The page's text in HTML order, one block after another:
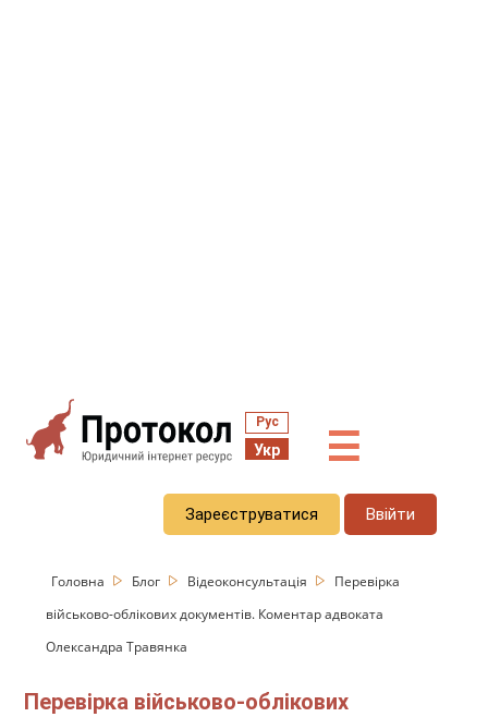
Рус
Укр ☰
Зареєструватися Ввійти
Головна Блог Відеоконсультація
Перевірка
військово-облікових документів. Коментар адвоката
Олександра Травянка
Перевірка військово-облікових